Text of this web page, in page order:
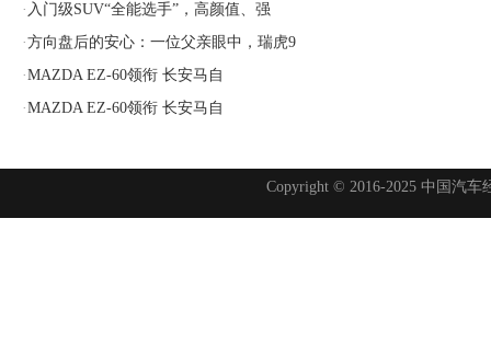
· 入门级SUV“全能选手”，高颜值、强
·方向盘后的安心：一位父亲眼中，瑞虎9
·MAZDA EZ-60领衔 长安马自
·MAZDA EZ-60领衔 长安马自
Copyright © 2016-2025 中国汽